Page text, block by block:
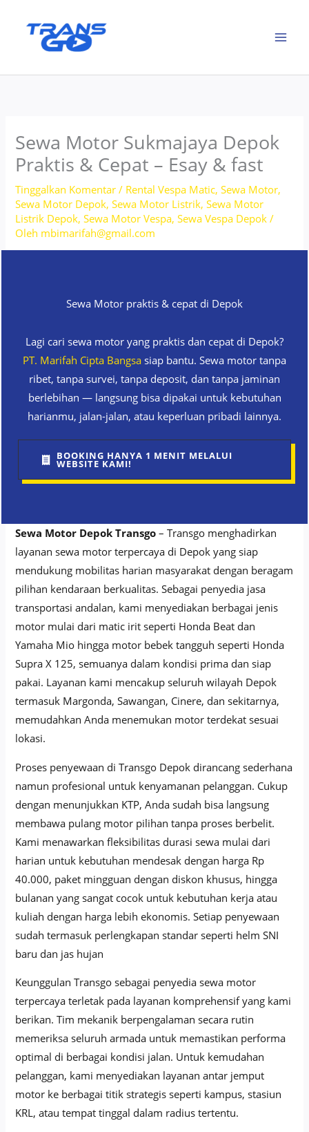
Sewa Motor Sukmajaya Depok
Praktis & Cepat – Esay & fast
Tinggalkan Komentar / Rental Vespa Matic,Sewa Motor,
Sewa Motor Depok,Sewa Motor Listrik,Sewa Motor
Listrik Depok,Sewa Motor Vespa,Sewa Vespa Depok /
Oleh mbimarifah@gmail.com
Sewa Motor praktis & cepat di Depok
Lagi cari sewa motor yang praktis dan cepat di Depok?
PT. Marifah Cipta Bangsa siap bantu. Sewa motor tanpa
ribet, tanpa survei, tanpa deposit, dan tanpa jaminan
berlebihan — langsung bisa dipakai untuk kebutuhan
harianmu, jalan-jalan, atau keperluan pribadi lainnya.
BOOKING HANYA 1 MENIT MELALUI
WEBSITE KAMI!
Sewa Motor Depok Transgo – Transgo menghadirkan
layanan sewa motor terpercaya di Depok yang siap
mendukung mobilitas harian masyarakat dengan beragam
pilihan kendaraan berkualitas. Sebagai penyedia jasa
transportasi andalan, kami menyediakan berbagai jenis
motor mulai dari matic irit seperti Honda Beat dan
Yamaha Mio hingga motor bebek tangguh seperti Honda
Supra X 125, semuanya dalam kondisi prima dan siap
pakai. Layanan kami mencakup seluruh wilayah Depok
termasuk Margonda, Sawangan, Cinere, dan sekitarnya,
memudahkan Anda menemukan motor terdekat sesuai
lokasi.
Proses penyewaan di Transgo Depok dirancang sederhana
namun profesional untuk kenyamanan pelanggan. Cukup
dengan menunjukkan KTP, Anda sudah bisa langsung
membawa pulang motor pilihan tanpa proses berbelit.
Kami menawarkan fleksibilitas durasi sewa mulai dari
harian untuk kebutuhan mendesak dengan harga Rp
40.000, paket mingguan dengan diskon khusus, hingga
bulanan yang sangat cocok untuk kebutuhan kerja atau
kuliah dengan harga lebih ekonomis. Setiap penyewaan
sudah termasuk perlengkapan standar seperti helm SNI
baru dan jas hujan
Keunggulan Transgo sebagai penyedia sewa motor
terpercaya terletak pada layanan komprehensif yang kami
berikan. Tim mekanik berpengalaman secara rutin
memeriksa seluruh armada untuk memastikan performa
optimal di berbagai kondisi jalan. Untuk kemudahan
pelanggan, kami menyediakan layanan antar jemput
motor ke berbagai titik strategis seperti kampus, stasiun
KRL, atau tempat tinggal dalam radius tertentu.